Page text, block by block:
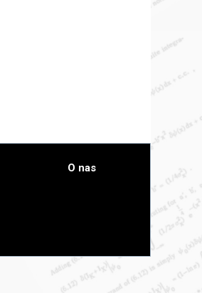
O nas